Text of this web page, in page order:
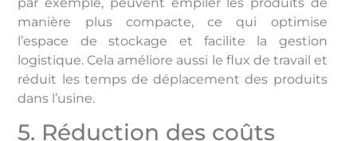
manière plus compacte, ce qui optimise
l’espace de stockage et facilite la gestion
logistique. Cela améliore aussi le flux de travail et
réduit les temps de déplacement des produits
dans l’usine.
5. Réduction des coûts